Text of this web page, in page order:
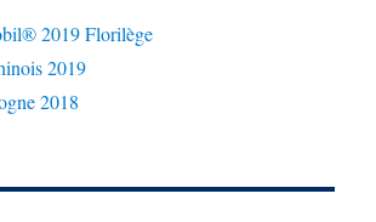
2019 Florilège
2019
2018